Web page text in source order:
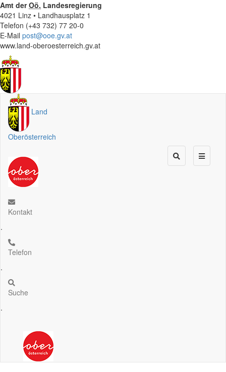
Amt derOö. Landesregierung
4021 Linz • Landhausplatz 1
Telefon (+43 732) 77 20-0
E-Mail post@ooe.gv.at
www.land-oberoesterreich.gv.at
Land
Oberösterreich
Kontakt
.
Telefon
.
Suche
.